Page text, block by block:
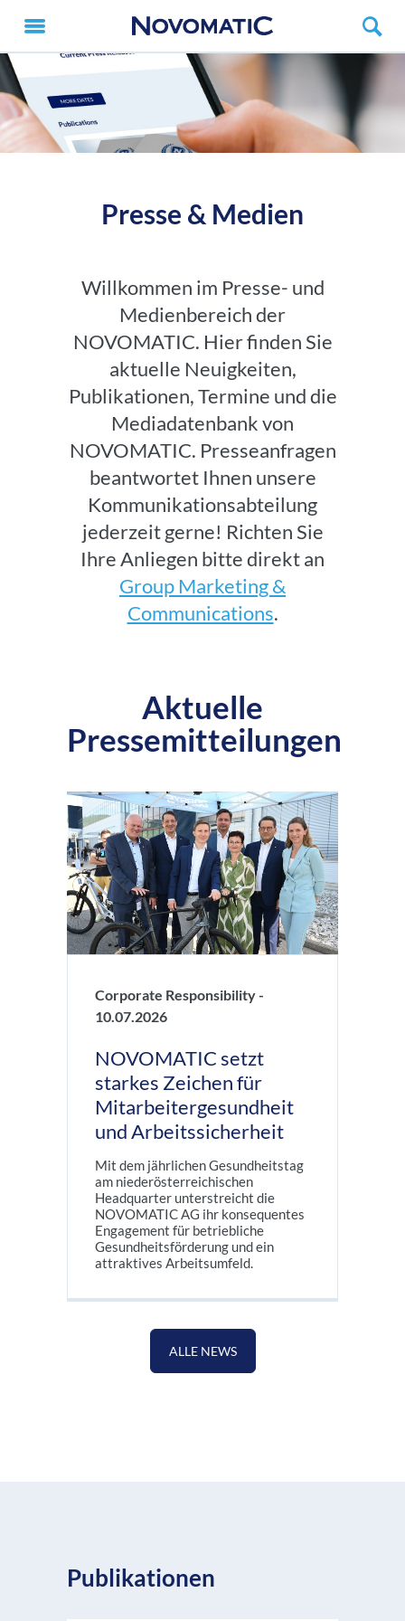
Presse & Medien
Willkommen im Presse- und
Medienbereich der
NOVOMATIC. Hier finden Sie
aktuelle Neuigkeiten,
Publikationen, Termine und die
Mediadatenbank von
NOVOMATIC. Presseanfragen
beantwortet Ihnen unsere
Kommunikationsabteilung
jederzeit gerne! Richten Sie
Ihre Anliegen bitte direkt an
Group Marketing &
Communications.
Aktuelle
Pressemitteilungen
Corporate Responsibility -
10.07.2026
NOVOMATIC setzt
starkes Zeichen für
Mitarbeitergesundheit
und Arbeitssicherheit
Mit dem jährlichen Gesundheitstag
am niederösterreichischen
Headquarter unterstreicht die
NOVOMATIC AG ihr konsequentes
Engagement für betriebliche
Gesundheitsförderung und ein
attraktives Arbeitsumfeld.
ALLE NEWS
Publikationen